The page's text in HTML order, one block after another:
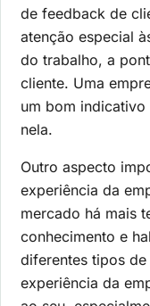
de feedback de
atenção especial
do trabalho, a
cliente. Uma
um bom
nela.
Outro aspecto
experiência da
mercado há mais
conhecimento e
diferentes tipos
experiência da